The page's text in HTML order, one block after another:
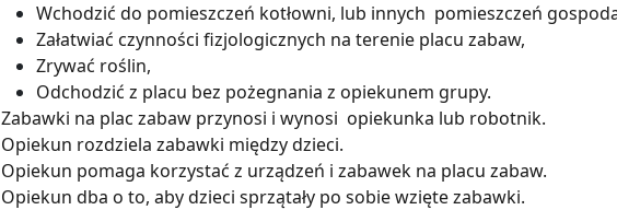
Wchodzić do pomieszczeń kotłowni, lub innych pomieszczeń
Załatwiać czynności fizjologicznych na terenie placu zabaw,
Zrywać roślin,
Odchodzić z placu bez pożegnania z opiekunem grupy.
Zabawki na plac zabaw przynosi i wynosi opiekunka lub robotnik.
Opiekun rozdziela zabawki między dzieci.
Opiekun pomaga korzystać z urządzeń i zabawek na placu zabaw.
Opiekun dba o to, aby dzieci sprzątały po sobie wzięte zabawki.